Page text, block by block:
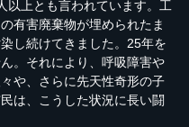
以上とも言われています。工
有害廃棄物が埋められたま
し続けてきました。25年を
。それにより、呼吸障害や
や、さらに先天性奇形の子
は、こうした状況に長い闘